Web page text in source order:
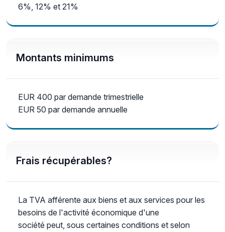
6%, 12% et 21%
Montants minimums
EUR 400 par demande trimestrielle
EUR 50 par demande annuelle
Frais récupérables?
La TVA afférente aux biens et aux services pour les
besoins de l'activité économique d'une
société peut, sous certaines conditions et selon